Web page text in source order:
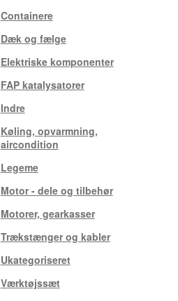
Containere
Dæk og fælge
Elektriske komponenter
FAP katalysatorer
Indre
Køling, opvarmning,
aircondition
Legeme
Motor - dele og tilbehør
Motorer, gearkasser
Trækstænger og kabler
Ukategoriseret
Værktøjssæt